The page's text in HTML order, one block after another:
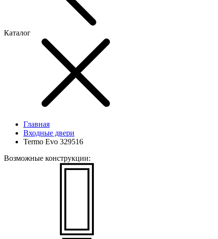
Каталог
Главная
Входные двери
Termo Evo 329516
Возможные конструкции: